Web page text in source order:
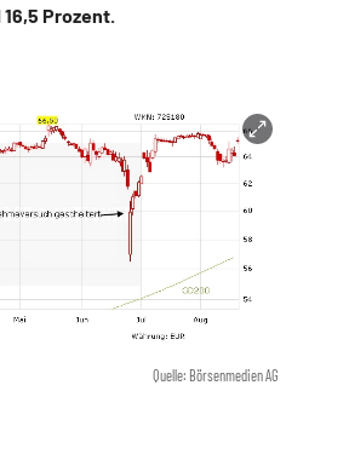
Prozent.
Quelle: Börsenmedien AG